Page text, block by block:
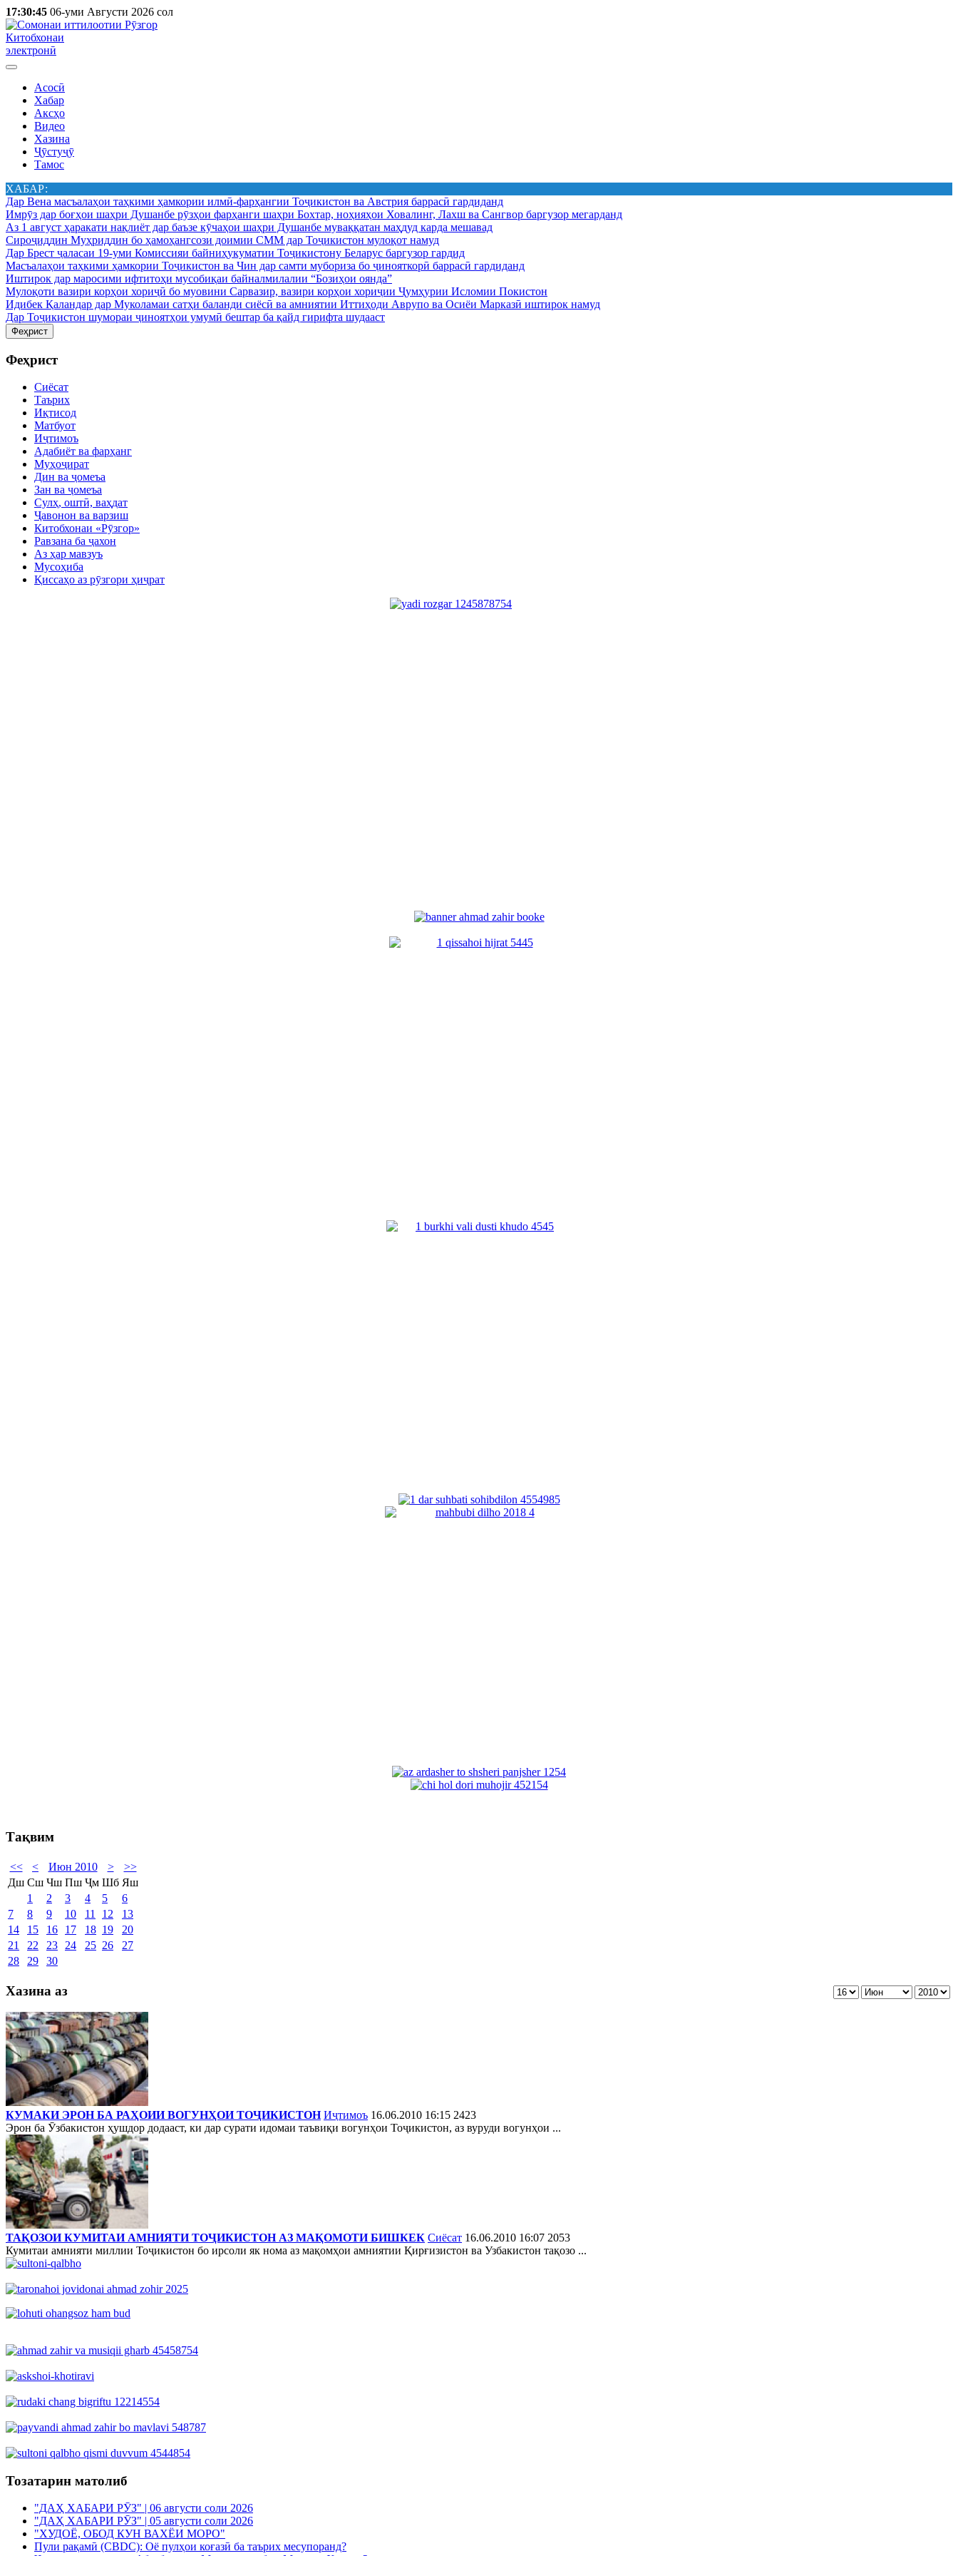
17:30:45 06-уми Августи 2026 сол
Китобхонаи
электронӣ
Асосӣ
Хабар
Аксҳо
Видео
Хазина
Ҷӯстуҷӯ
Тамос
ХАБАР:
Дар Вена масъалаҳои таҳкими ҳамкории илмӣ-фарҳангии Тоҷикистон ва Австрия баррасӣ гардиданд
Имрӯз дар боғҳои шаҳри Душанбе рӯзҳои фарҳанги шаҳри Бохтар, ноҳияҳои Ховалинг, Лахш ва Сангвор баргузор мегарданд
Аз 1 август ҳаракати нақлиёт дар баъзе кӯчаҳои шаҳри Душанбе муваққатан маҳдуд карда мешавад
Сироҷиддин Муҳриддин бо ҳамоҳангсози доимии СММ дар Тоҷикистон мулоқот намуд
Дар Брест ҷаласаи 19-уми Комиссияи байниҳукуматии Тоҷикистону Беларус баргузор гардид
Масъалаҳои таҳкими ҳамкории Тоҷикистон ва Чин дар самти мубориза бо ҷинояткорӣ баррасӣ гардиданд
Иштирок дар маросими ифтитоҳи мусобиқаи байналмилалии “Бозиҳои оянда”
Мулоқоти вазири корҳои хориҷӣ бо муовини Сарвазир, вазири корҳои хориҷии Ҷумҳурии Исломии Покистон
Идибек Қаландар дар Муколамаи сатҳи баланди сиёсӣ ва амниятии Иттиҳоди Аврупо ва Осиёи Марказӣ иштирок намуд
Дар Тоҷикистон шумораи ҷиноятҳои умумӣ бештар ба қайд гирифта шудааст
Феҳрист
Феҳрист
Сиёсат
Таърих
Иқтисод
Матбуот
Иҷтимоъ
Адабиёт ва фарҳанг
Муҳоҷират
Дин ва ҷомеъа
Зан ва ҷомеъа
Сулҳ, оштӣ, ваҳдат
Ҷавонон ва варзиш
Китобхонаи «Рӯзгор»
Равзана ба ҷахон
Аз ҳар мавзуъ
Мусоҳиба
Қиссаҳо аз рӯзгори ҳиҷрат
Тақвим
<< < Июн 2010 >
>>
Дш Сш Чш Пш Ҷм Шб Яш
1
2 3 4 5
6
7
8 9 10 11 12
13
14
15 16 17 18 19
20
21
22 23 24 25 26
27
28
29 30
Хазина аз
КУМАКИ ЭРОН БА РАҲОИИ ВОГУНҲОИ ТОҶИКИСТОН Иҷтимоъ 16.06.2010 16:15 2423
Эрон ба Ӯзбакистон ҳушдор додааст, ки дар сурати идомаи таъвиқи вогунҳои Тоҷикистон, аз вуруди вогунҳои ...
ТАҚОЗОИ КУМИТАИ АМНИЯТИ ТОҶИКИСТОН АЗ МАҚОМОТИ БИШКЕК Сиёсат 16.06.2010 16:07 2053
Кумитаи амнияти миллии Тоҷикистон бо ирсоли як нома аз мақомҳои амниятии Қирғизистон ва Узбакистон тақозо ...
Тозатарин матолиб
"ДАҲ ХАБАРИ РӮЗ" | 06 августи соли 2026
"ДАҲ ХАБАРИ РӮЗ" | 05 августи соли 2026
"ХУДОЁ, ОБОД КУН ВАХЁИ МОРО"
Пули рақамӣ (CBDC): Оё пулҳои коғазӣ ба таърих месупоранд?